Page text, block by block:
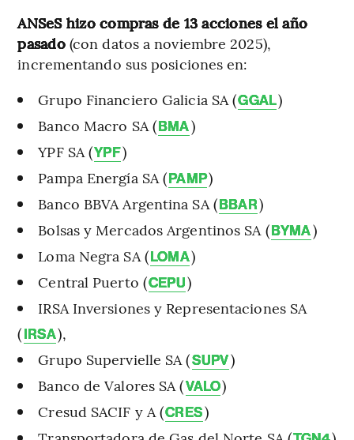
ANSeS hizo compras de 13 acciones el año
pasado(con datos a noviembre 2025),
incrementando sus posiciones en:
Grupo Financiero Galicia SA (GGAL)
Banco Macro SA (BMA)
YPF SA (YPF)
Pampa Energía SA (PAMP)
Banco BBVA Argentina SA (BBAR)
Bolsas y Mercados Argentinos SA (BYMA)
Loma Negra SA (LOMA)
Central Puerto (CEPU)
IRSA Inversiones y Representaciones SA
(IRSA),
Grupo Supervielle SA (SUPV)
Banco de Valores SA (VALO)
Cresud SACIF y A (CRES)